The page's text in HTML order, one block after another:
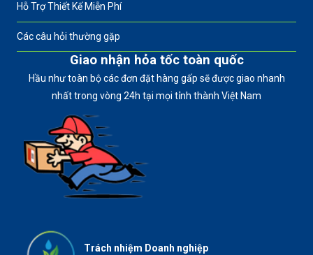
Hỗ Trợ Thiết Kế Miễn Phí
Các câu hỏi thường gặp
Giao nhận hỏa tốc toàn quốc
Hầu như toàn bộ các đơn đặt hàng gấp sẽ được giao nhanh
nhất trong vòng 24h tại mọi tỉnh thành Việt Nam
Trách nhiệm Doanh nghiệp